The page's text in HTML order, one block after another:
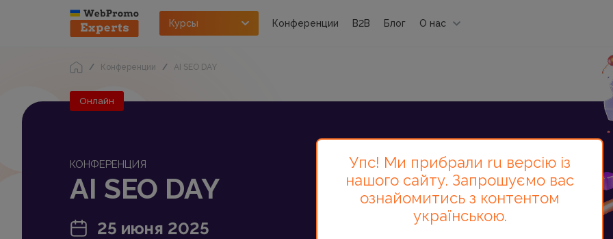
Курсы Конференции B2B Блог О нас
Конференции AI SEO DAY
Онлайн
КОНФЕРЕНЦИЯ
AI SEO DAY
25 июня 2025
Упс! Ми прибрали ru версію із
нашого сайту. Запрошуємо вас
ознайомитись з контентом
українською.